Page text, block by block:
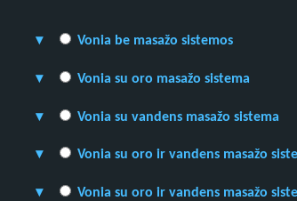
Vonia be masažo sistemos
Vonia su oro masažo sistema
Vonia su vandens masažo sistema
Vonia su oro ir vandens masažo
Vonia su oro ir vandens masažo